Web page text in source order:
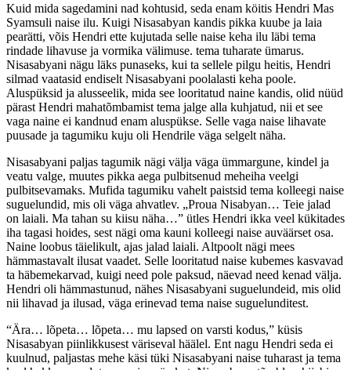
Kuid mida sagedamini nad kohtusid, seda enam köitis Hendri Mas
Syamsuli naise ilu. Kuigi Nisasabyan kandis pikka kuube ja laia
pearätti, võis Hendri ette kujutada selle naise keha ilu läbi tema
rindade lihavuse ja vormika välimuse. tema tuharate ümarus.
Nisasabyani nägu läks punaseks, kui ta sellele pilgu heitis, Hendri
silmad vaatasid endiselt Nisasabyani poolalasti keha poole.
Aluspüksid ja alusseelik, mida see looritatud naine kandis, olid nüüd
pärast Hendri mahatõmbamist tema jalge alla kuhjatud, nii et see
vaga naine ei kandnud enam aluspükse. Selle vaga naise lihavate
puusade ja tagumiku kuju oli Hendrile väga selgelt näha.
Nisasabyani paljas tagumik nägi välja väga ümmargune, kindel ja
veatu valge, muutes pikka aega pulbitsenud meheiha veelgi
pulbitsevamaks. Mufida tagumiku vahelt paistsid tema kolleegi naise
suguelundid, mis oli väga ahvatlev. „Proua Nisabyan… Teie jalad
on laiali. Ma tahan su kiisu näha…” ütles Hendri ikka veel kükitades
iha tagasi hoides, sest nägi oma kauni kolleegi naise auväärset osa.
Naine loobus täielikult, ajas jalad laiali. Altpoolt nägi mees
hämmastavalt ilusat vaadet. Selle looritatud naise kubemes kasvavad
ta häbemekarvad, kuigi need pole paksud, näevad need kenad välja.
Hendri oli hämmastunud, nähes Nisasabyani suguelundeid, mis olid
nii lihavad ja ilusad, väga erinevad tema naise suguelunditest.
“Ära… lõpeta… lõpeta… mu lapsed on varsti kodus,” küsis
Nisasabyan piinlikkusest väriseval häälel. Ent nagu Hendri seda ei
kuulnud, paljastas mehe käsi tüki Nisasabyani naise tuharast ja tema